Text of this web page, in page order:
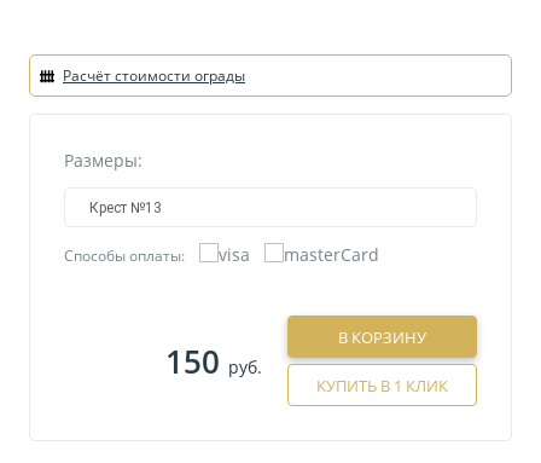
Расчёт стоимости ограды
Размеры:
Крест №13
Способы оплаты:
150 руб.
В КОРЗИНУ
КУПИТЬ В 1 КЛИК